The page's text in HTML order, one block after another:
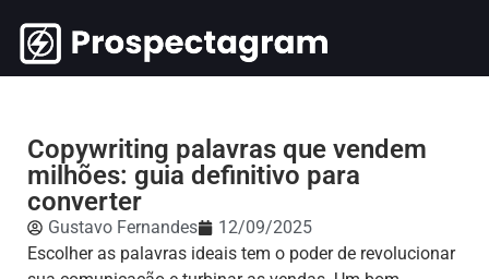
Copywriting palavras que vendem
milhões: guia definitivo para
converter
Gustavo Fernandes
12/09/2025
Escolher as palavras ideais tem o poder de revolucionar